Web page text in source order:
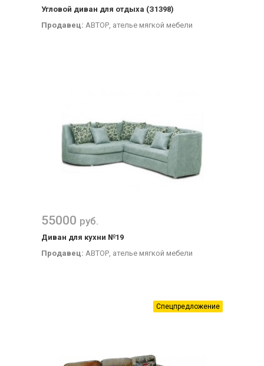
Угловой диван для отдыха (З1398)
Продавец: АВТОР, ателье мягкой мебели
55000 руб.
Диван для кухни №19
Продавец: АВТОР, ателье мягкой мебели
Спецпредложение